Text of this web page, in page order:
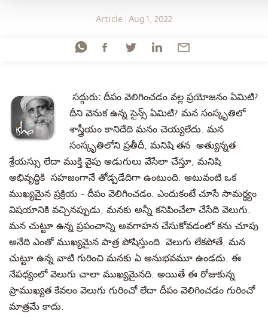
Article Aug 1, 2022
సద్గురు: దీపం వెలిగించడం వల్ల ప్రయోజనం ఏమిటి?
దీని వెనుక ఉన్న సైన్స్ ఏమిటి? మన సంస్కృతిలో
శాస్త్రీయం కానిదేది మనం చెయ్యలేదు. మన
సంస్కృతిలోని ప్రతీదీ, మనిషి తన అత్యున్నత
శ్రేయస్సు లేదా ముక్తి వైపు అడుగులు వేసేలా చేస్తూ, మనిషి
అభివృద్ధికి సహజంగానే తోడ్పడేదిగా ఉంటుంది. అటువంటి ఒక
ముఖ్యమైన ప్రక్రియ - దీపం వెలిగించడం. ఎందుకంటే చూసే సామర్ధ్యం
విషయానికి వచ్చినప్పుడు, మనకు అన్నీ కనిపించేలా చేసేది వెలుగు.
మన చుట్టూ ఉన్న ప్రపంచాన్ని అవగాహన చేసుకోవడంలో కను చూపు
అనేది ఎంతో ముఖ్యమైన పాత్ర పోషిస్తుంది. వెలుగు లేకపోతే, మన
చుట్టూ ఉన్న వాటి గురించి మనకు ఏ అనుభవమూ ఉండదు. ఈ
నేపధ్యంలో వెలుగు చాలా ముఖ్యమైనది. అయితే ఈ రోజుకున్న
ప్రాముఖ్యత కేవలం వెలుగు గురించో లేదా దీపం వెలిగించడం గురించో
మాత్రమే కాదు.